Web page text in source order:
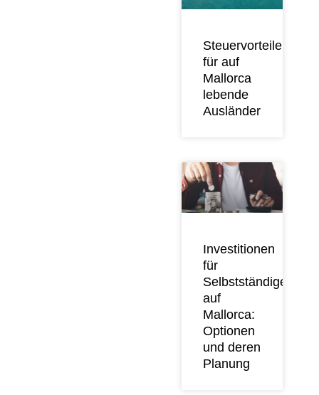
Steuervorteile
für auf
Mallorca
lebende
Ausländer
Investitionen
für
Selbstständige
auf
Mallorca:
Optionen
und deren
Planung